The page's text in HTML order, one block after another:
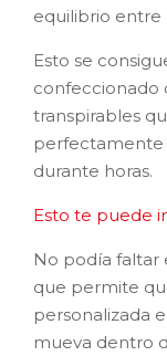
equilibrio entre
Esto se
confeccionado
transpirables
perfectamente
durante horas.
Esto te puede
No podía faltar
que permite
personalizada
mueva dentro